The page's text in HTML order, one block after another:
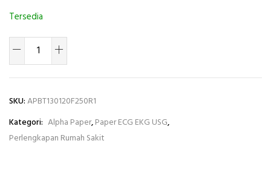
Tersedia
SKU:APBT130120F250R1
Kategori: Alpha Paper,Paper ECG EKG USG,
Perlengkapan Rumah Sakit